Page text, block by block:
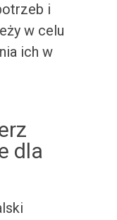
i
w celu
ich w
dla